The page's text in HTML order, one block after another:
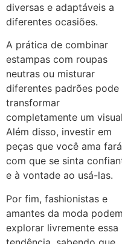
diversas e adaptáveis a
diferentes ocasiões.
A prática de combinar
estampas com roupas
neutras ou misturar
diferentes padrões pode
transformar
completamente um
Além disso, investir em
peças que você ama fará
com que se sinta
e à vontade ao usá-las.
Por fim, fashionistas e
amantes da moda podem
explorar livremente essa